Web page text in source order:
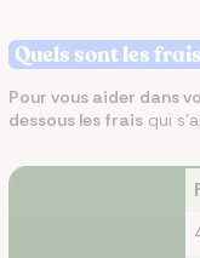
Quels sont les
Pour vous aider dans
dessous les frais qui